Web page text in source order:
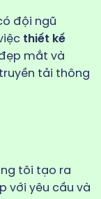
đội ngũ
thiết kế
mắt và
tải thông
tôi tạo ra
với yêu cầu và